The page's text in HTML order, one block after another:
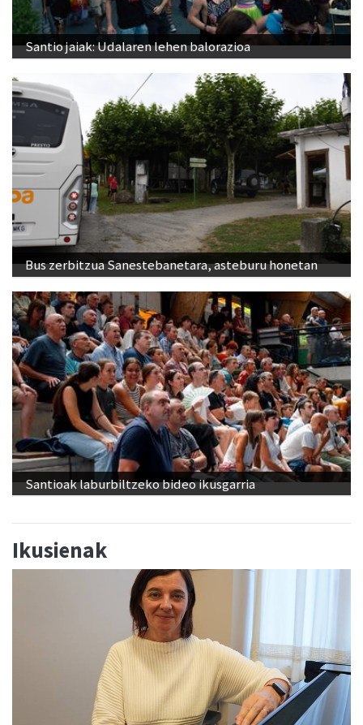
Santio jaiak: Udalaren lehen balorazioa
Bus zerbitzua Sanestebanetara, asteburu honetan
Santioak laburbiltzeko bideo ikusgarria
Ikusienak